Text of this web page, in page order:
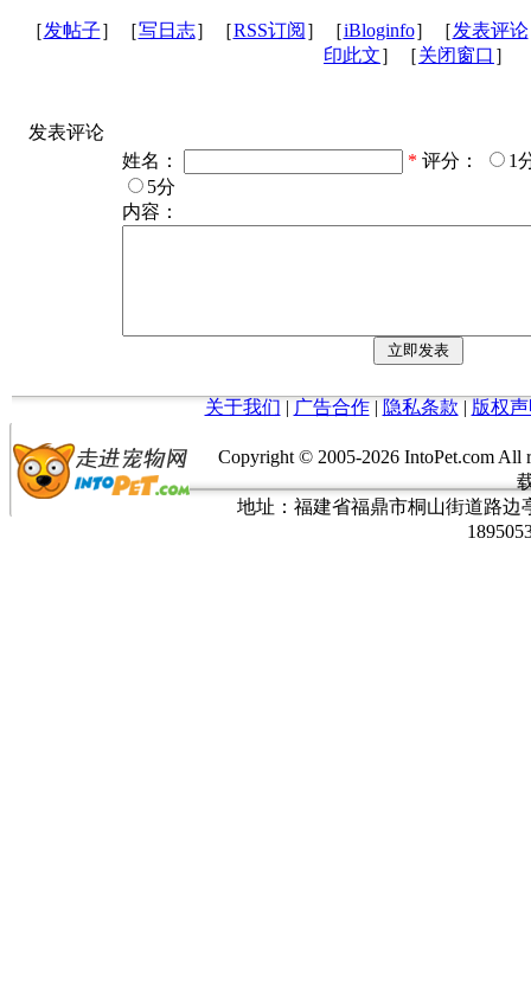
［发帖子］［写日志］［RSS订阅 ］［iBloginfo］［发表评论
印此文］［关闭窗口 ］
发表评论
姓名：
* 评分：
1
5分
内容：
关于我们 | 广告合作| 隐私条款 | 版权
Copyright © 2005-2026 IntoPet.com
地址：福建省福鼎市桐山街道路边